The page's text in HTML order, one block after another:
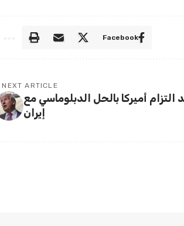
Facebook
NEXT ARTICLE
التزام أميركا بالحل الدبلوماسي مع
إيران